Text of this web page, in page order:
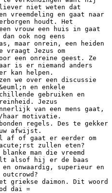
niet weten dat
vreemdeling en gaat naar
houdt. Het
vrouw een huis in gaat
ook nog eens
maar onrein, een heiden
vraagt Jezus om
een onreine geest. Ze
is er niemand anders
kan helpen.
we over een discussie
en enkele
gebruiken en
Jezus
van een mens gaat,
motivatie.
regels. Des te gekker
afwijst.
af of gaat er eerder om
zullen eten?
man die vreemd
alsof hij er de baas
onwaardig, superieur en
griekse daimon. Dit woord
dai =